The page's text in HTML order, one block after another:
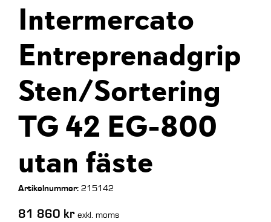
Intermercato
Entreprenadgrip
Sten/Sortering
TG 42 EG-800
utan fäste
Artikelnummer:215142
81 860 kr exkl. moms